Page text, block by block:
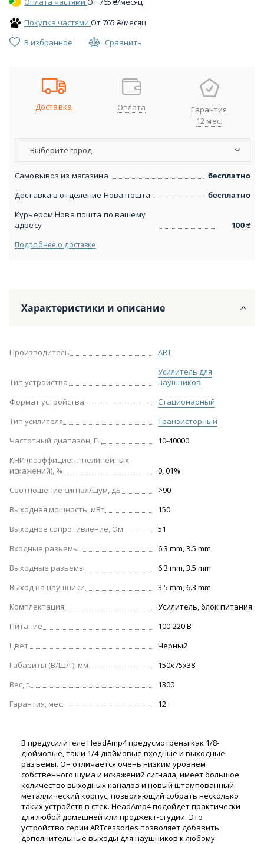
Покупка частями От765 ₴/месяц
В избранное
Сравнить
Доставка Оплата
Гарантия
12 мес.
Выберите город
Самовывоз из магазина
бесплатно
Доставка в отделение Нова пошта
бесплатно
Курьером Нова пошта по вашему
адресу
100₴
Подробнее о доставке
Характеристики и описание
Производитель ART
Тип устройства
Усилитель для
наушников
Формат устройства
Стационарный
Тип усилителя
Транзисторный
Частотный диапазон, Гц
10-40000
КНИ (коэффициент нелинейных
искажений), %
0, 01%
Соотношение сигнал/шум, дБ
>90
Выходная мощность, мВт
150
Выходное сопротивление, Ом
51
Входные разьемы
6.3 mm, 3.5 mm
Выходные разьемы
6.3 mm, 3.5 mm
Выход на наушники
3.5 mm, 6.3 mm
Комплектация
Усилитель, блок питания
Питание
100-220 В
Цвет
Черный
Габариты (В/Ш/Г), мм
150х75х38
Вес, г.
1300
Гарантия, мес.
12
В предусилителе HeadAmp4 предусмотрены как 1/8-
дюймовые, так и 1/4-дюймовые входные и выходные
разъемы. Он отличается очень низким уровнем
собственного шума и искажений сигнала, имеет большое
количество выходных каналов и новый штампованный
металлический корпус, позволяющий собрать несколько
таких устройств в стек. HeadAmp4 подойдет практически
для любой домашней или проджект-студии. Это
устройство серии ARTcessories позволяет добавить
дополнительные выходы для наушников к любому